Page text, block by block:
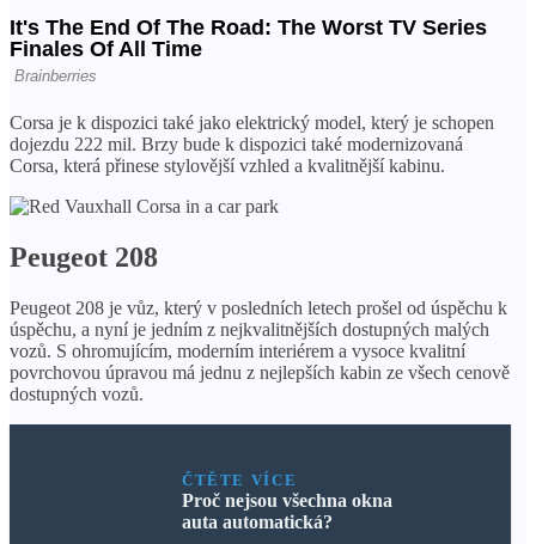
Corsa je k dispozici také jako elektrický model, který je schopen
dojezdu 222 mil. Brzy bude k dispozici také modernizovaná
Corsa, která přinese stylovější vzhled a kvalitnější kabinu.
Peugeot 208
Peugeot 208 je vůz, který v posledních letech prošel od úspěchu k
úspěchu, a nyní je jedním z nejkvalitnějších dostupných malých
vozů. S ohromujícím, moderním interiérem a vysoce kvalitní
povrchovou úpravou má jednu z nejlepších kabin ze všech cenově
dostupných vozů.
ČTĚTE VÍCE
Proč nejsou všechna okna
auta automatická?